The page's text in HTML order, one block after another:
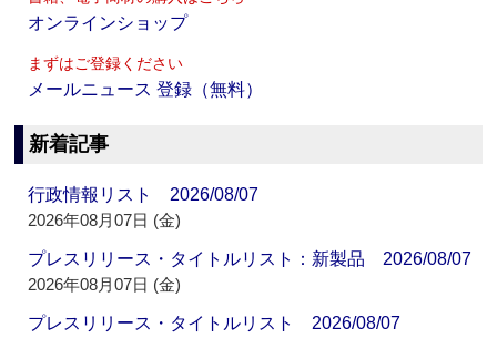
オンラインショップ
まずはご登録ください
メールニュース 登録（無料）
新着記事
行政情報リスト 2026/08/07
2026年08月07日 (金)
プレスリリース・タイトルリスト：新製品 2026/08/07
2026年08月07日 (金)
プレスリリース・タイトルリスト 2026/08/07